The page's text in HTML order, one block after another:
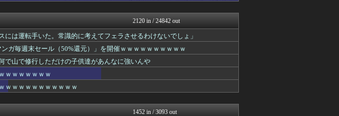
2120 in / 24842 out
には運転手いた。常識的に考えてフェラさせるわけないでしょ」
ガ毎週末セール（50%還元）」を開催ｗｗｗｗｗｗｗｗｗｗ
で山で修行しただけの子供達があんなに強いんや
ｗｗｗｗｗｗｗ
ｗｗｗｗｗｗｗｗｗｗｗ
1452 in / 3093 out